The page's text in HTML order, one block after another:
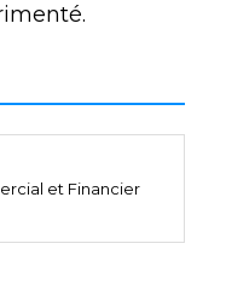
et Financier